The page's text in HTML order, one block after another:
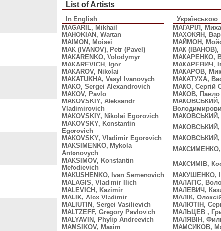
List of Artists
In English
Українською
MAGARIL, Mikhail
МАГАРІЛ,
MAHOKIAN, Wartan
МАХОКЯН,
MAIMON, Moisei
МАЙМОН,
MAK (IVANOV), Petr (Pavel)
МАК (ІВАНОВ),
MAKARENKO, Volodymyr
МАКАРЕНКО,
MAKAREVICH, Igor
МАКАРЕВИЧ,
MAKAROV, Nikolai
МАКАРОВ,
MAKATUKHA, Vasyl Ivanovych
МАКАТУХА,
MAKO, Sergei Alexandrovich
МАКО, Сергій
MAKOV, Pavlo
МАКОВ, Павло
MAKOVSKIY, Aleksandr
Vladimirovich
МАКОВСЬКИЙ,
MAKOVSKIY, Nikolai Egorovich
МАКОВСЬКИЙ,
MAKOVSKY, Konstantin
Egorovich
МАКОВСЬКИЙ,
MAKOVSKY, Vladimir Egorovich
МАКОВСЬКИЙ,
MAKSIMENKO, Mykola
Antonovych
МАКСИМЕНКО,
MAKSIMOV, Konstantin
Mefodievich
МАКСИМІВ,
MAKUSHENKO, Ivan Semenovich
МАКУШЕНКО,
MALAGIS, Vladimir Ilich
МАЛАГІС,
MALEVICH, Kazimir
МАЛЕВИЧ,
MALIK, Alex Vladimir
МАЛІК,
MALIUTIN, Sergei Vasilievich
МАЛЮТІН,
MALTZEFF, Gregory Pavlovich
МАЛЬЦЕВ ,
MALYAVIN, Phylip Andreevich
МАЛЯВІН,
MAMSIKOV, Maxim
МАМСИКОВ,